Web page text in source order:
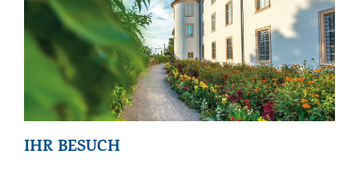
IHR BESUCH